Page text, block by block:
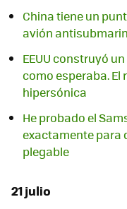
China tiene un
avión
EEUU construyó
como esperaba. El
hipersónica
He probado el
exactamente para
plegable
21 julio